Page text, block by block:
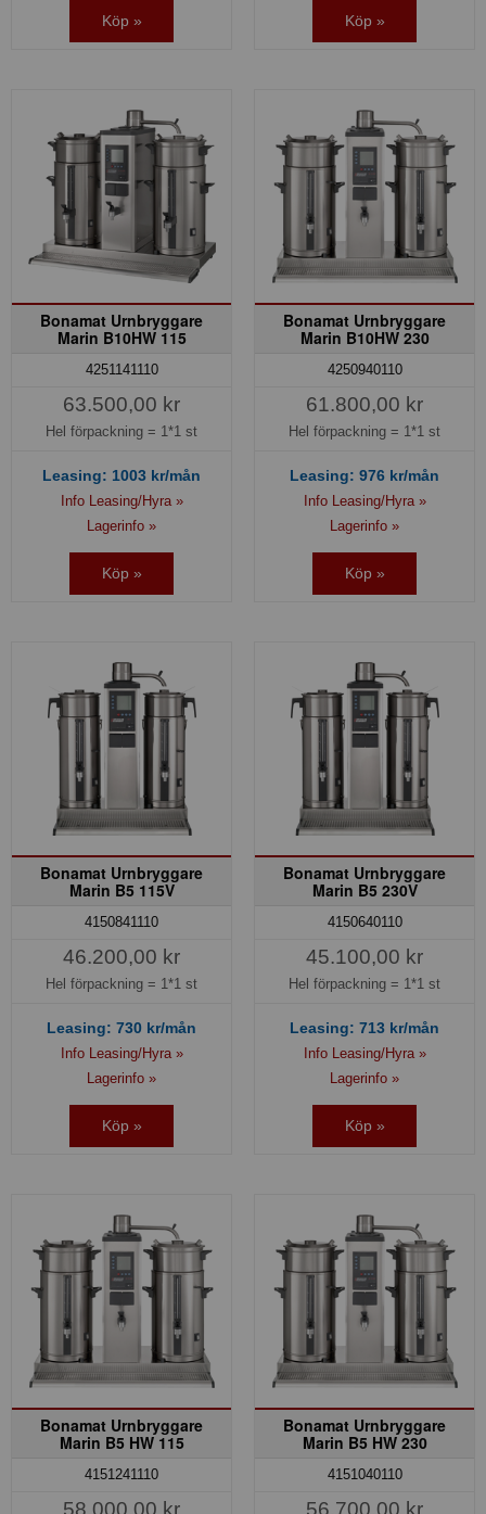
Köp » Köp »
Bonamat Urnbryggare
Marin B10HW 115
4251141110
63.500,00 kr
Hel förpackning = 1*1 st
Leasing: 1003 kr/mån
Info Leasing/Hyra »
Lagerinfo »
Köp »
Bonamat Urnbryggare
Marin B10HW 230
4250940110
61.800,00 kr
Hel förpackning = 1*1 st
Leasing: 976 kr/mån
Info Leasing/Hyra »
Lagerinfo »
Köp »
Bonamat Urnbryggare
Marin B5 115V
4150841110
46.200,00 kr
Hel förpackning = 1*1 st
Leasing: 730 kr/mån
Info Leasing/Hyra »
Lagerinfo »
Köp »
Bonamat Urnbryggare
Marin B5 230V
4150640110
45.100,00 kr
Hel förpackning = 1*1 st
Leasing: 713 kr/mån
Info Leasing/Hyra »
Lagerinfo »
Köp »
Bonamat Urnbryggare
Marin B5 HW 115
4151241110
58.000,00 kr
Bonamat Urnbryggare
Marin B5 HW 230
4151040110
56.700,00 kr